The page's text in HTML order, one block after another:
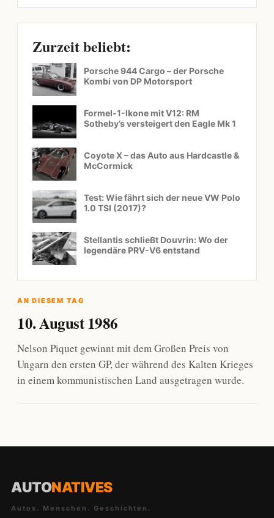
Zurzeit beliebt:
Porsche 944 Cargo – der Porsche
Kombi von DP Motorsport
Formel-1-Ikone mit V12: RM
Sotheby’s versteigert den Eagle Mk 1
Coyote X – das Auto aus Hardcastle &
McCormick
Test: Wie fährt sich der neue VW Polo
1.0 TSI (2017)?
Stellantis schließt Douvrin: Wo der
legendäre PRV-V6 entstand
AN DIESEM TAG
10. August 1986
Nelson Piquet gewinnt mit dem Großen Preis von
Ungarn den ersten GP, der während des Kalten Krieges
in einem kommunistischen Land ausgetragen wurde.
AUTONATIVES
Autos. Menschen. Geschichten.